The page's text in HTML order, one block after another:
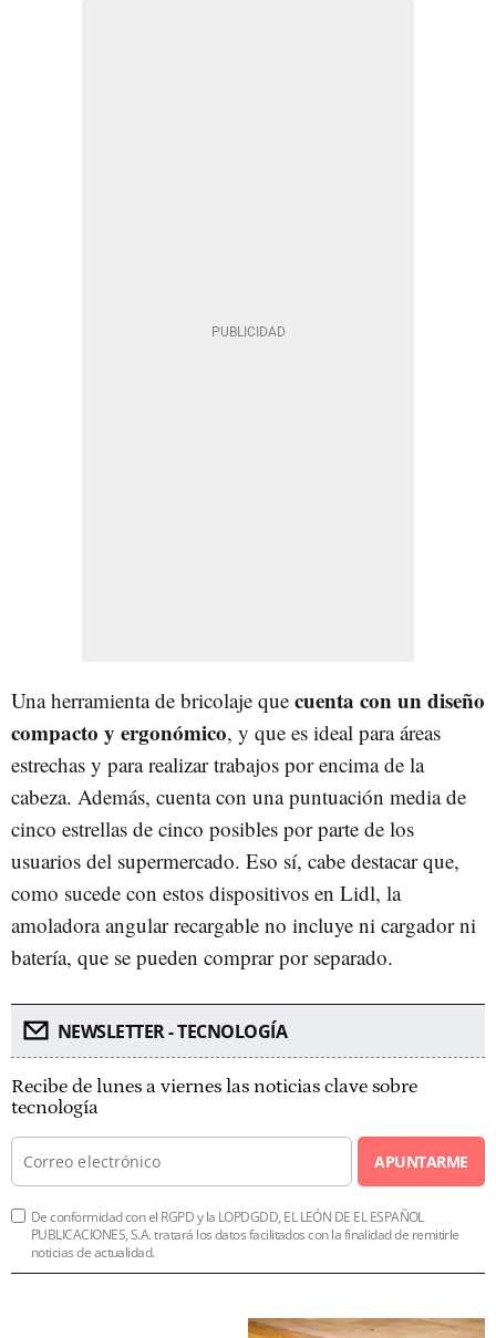
Una herramienta de bricolaje que cuenta con un diseño
compacto y ergonómico, y que es ideal para áreas
estrechas y para realizar trabajos por encima de la
cabeza. Además, cuenta con una puntuación media de
cinco estrellas de cinco posibles por parte de los
usuarios del supermercado. Eso sí, cabe destacar que,
como sucede con estos dispositivos en Lidl, la
amoladora angular recargable no incluye ni cargador ni
batería, que se pueden comprar por separado.
NEWSLETTER - TECNOLOGÍA
Recibe de lunes a viernes las noticias clave sobre
tecnología
APUNTARME
De conformidad con el RGPD y la LOPDGDD, EL LEÓN DE EL ESPAÑOL
PUBLICACIONES, S.A. tratará los datos facilitados con la finalidad de remitirle
noticias de actualidad.